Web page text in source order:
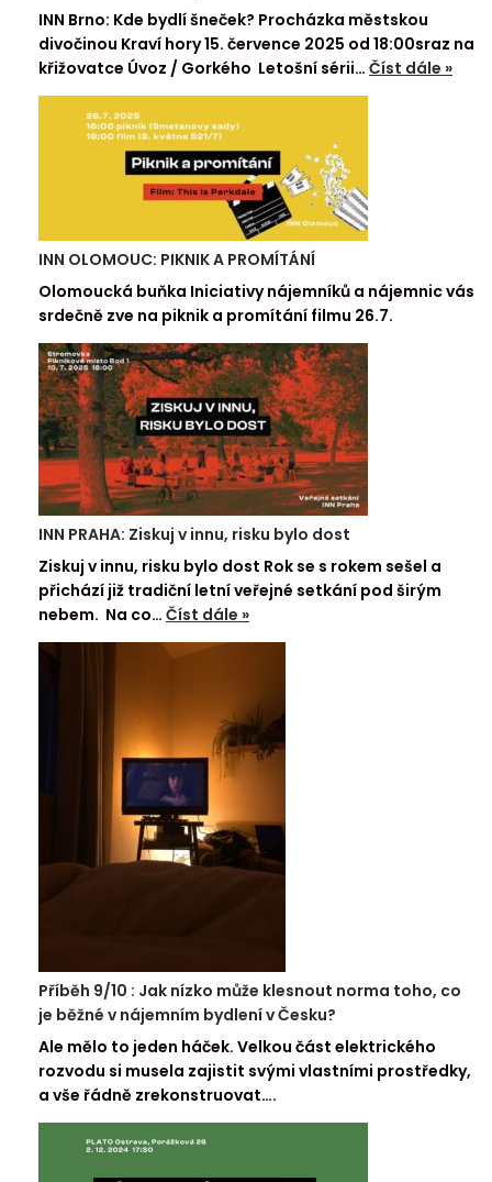
INN Brno: Kde bydlí šneček? Procházka městskou
divočinou Kraví hory 15. července 2025 od 18:00sraz na
křižovatce Úvoz / Gorkého Letošní sérii… Číst dále »
INN OLOMOUC: PIKNIK A PROMÍTÁNÍ
Olomoucká buňka Iniciativy nájemníků a nájemnic vás
srdečně zve na piknik a promítání filmu 26.7.
INN PRAHA: Ziskuj v innu, risku bylo dost
Ziskuj v innu, risku bylo dost Rok se s rokem sešel a
přichází již tradiční letní veřejné setkání pod širým
nebem. Na co… Číst dále »
Příběh 9/10 : Jak nízko může klesnout norma toho, co
je běžné v nájemním bydlení v Česku?
Ale mělo to jeden háček. Velkou část elektrického
rozvodu si musela zajistit svými vlastními prostředky,
a vše řádně zrekonstruovat….